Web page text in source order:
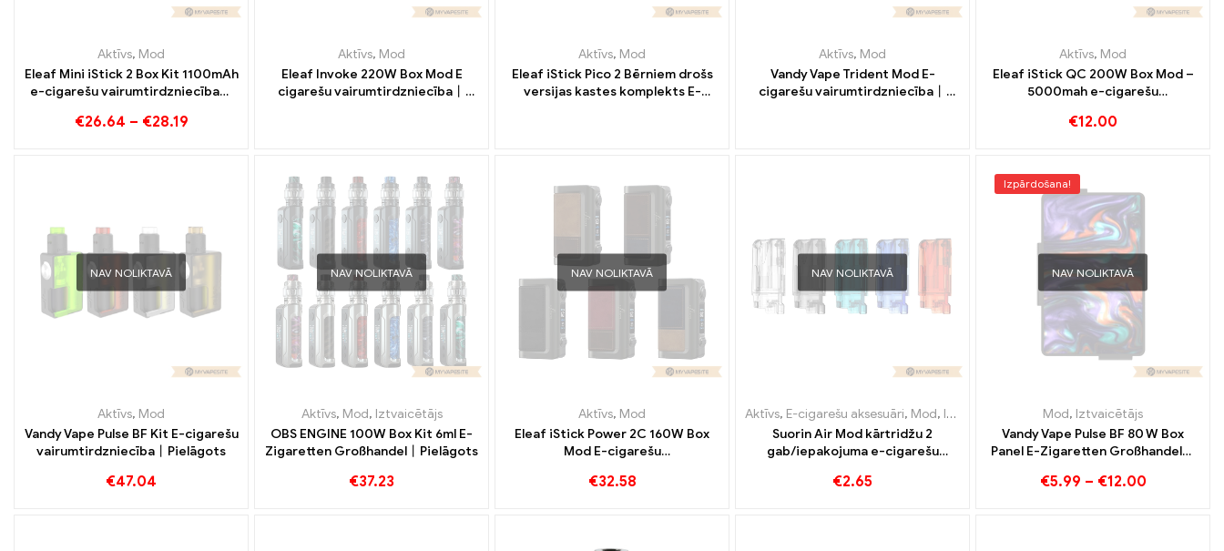
Aktīvs, Mod
Eleaf Mini iStick 2 Box Kit 1100mAh
e-cigarešu vairumtirdzniecība丨
€26.64 – €28.19
Aktīvs, Mod
Eleaf Invoke 220W Box Mod E
cigarešu vairumtirdzniecība丨
Aktīvs, Mod
Eleaf iStick Pico 2 Bērniem drošs
versijas kastes komplekts E-
Aktīvs, Mod
Vandy Vape Trident Mod E-
cigarešu vairumtirdzniecība丨
Aktīvs, Mod
Eleaf iStick QC 200W Box Mod –
5000mah e-cigarešu
€12.00
NAV NOLIKTAVĀ
Aktīvs, Mod
Vandy Vape Pulse BF Kit E-cigarešu
vairumtirdzniecība丨Pielāgots
€47.04
NAV NOLIKTAVĀ
Aktīvs, Mod, Iztvaicētājs
OBS ENGINE 100W Box Kit 6ml E-
Zigaretten Großhandel丨Pielāgots
€37.23
NAV NOLIKTAVĀ
Aktīvs, Mod
Eleaf iStick Power 2C 160W Box
Mod E-cigarešu
€32.58
NAV NOLIKTAVĀ
Aktīvs, E-cigarešu aksesuāri, Mod, Iztvaicētājs
Suorin Air Mod kārtridžu 2
gab/iepakojuma e-cigarešu
€2.65
Izpārdošana!
NAV NOLIKTAVĀ
Mod, Iztvaicētājs
Vandy Vape Pulse BF 80 W Box
Panel E-Zigaretten Großhandel丨
€5.99 – €12.00